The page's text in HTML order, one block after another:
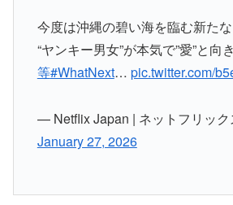
今度は沖縄の碧い海を臨む新たな
“ヤンキー男女”が本気で”愛”と向
等#WhatNext… pic.twitter.com/
— Netflix Japan | ネットフリック
January 27, 2026